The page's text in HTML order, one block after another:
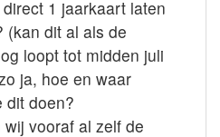
1 jaarkaart laten
(kan dit al als de
loopt tot midden juli
ja, hoe en waar
dit doen?
wij vooraf al zelf de